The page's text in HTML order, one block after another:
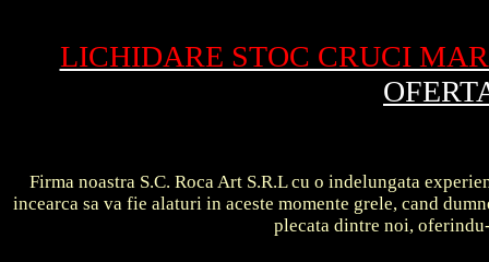
LICHIDARE STOC CRUCI
Firma noastra S.C. Roca Art S.R.L cu o indelungata
incearca sa va fie alaturi in aceste momente grele, cand
plecata dintre noi,